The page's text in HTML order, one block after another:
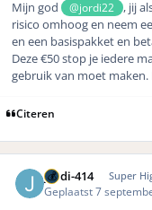
Mijn god @jordi22
, jij
risico omhoog en neem
en een basispakket en
Deze €50 stop je iedere
gebruik van moet
Citeren
jordi-414 Super
Geplaatst7